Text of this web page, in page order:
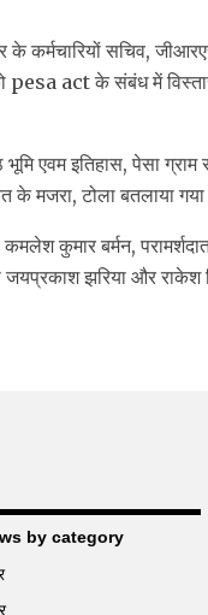
के कर्मचारियों सचिव,
act के संबंध में विस्तार
भूमि एवम इतिहास, पेसा
के मजरा, टोला बतलाया
कुमार बर्मन,
जयप्रकाश झरिया और
by category